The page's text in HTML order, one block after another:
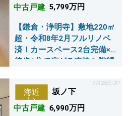
中古戸建 5,799万円
【鎌倉・浄明寺】敷地220㎡
超・令和8年2月フルリノベ
済！カースペース2台完備×
徒歩1分で広がる爽快な眺望
7月25日UP
海近
い
坂ノ下
中古戸建 6,990万円